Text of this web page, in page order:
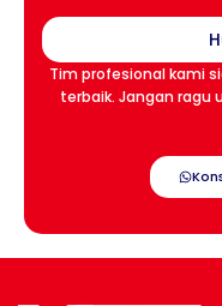
Tim profesional kami
terbaik. Jangan ragu